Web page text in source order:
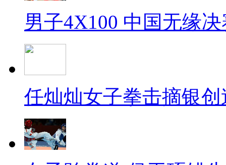
男子4X100 中国无缘
任灿灿女子拳击摘银